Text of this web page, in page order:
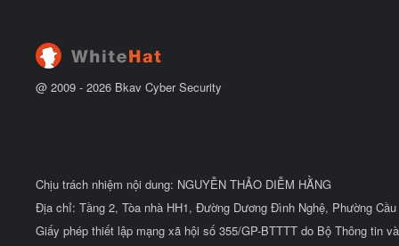
u
@ 2009 - 2026 Bkav Cyber Security
Chịu trách nhiệm nội dung: NGUYỄN THẢO DIỄM HẰNG
Địa chỉ: Tầng 2, Tòa nhà HH1, Đường Dương Đình Nghệ, Phường
Giấy phép thiết lập mạng xã hội số 355/GP-BTTTT do Bộ Thông tin